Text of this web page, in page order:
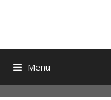
Menu